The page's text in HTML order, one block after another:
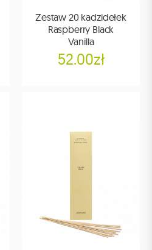
Zestaw 20 kadzidełek
Raspberry Black
Vanilla
52.00zł